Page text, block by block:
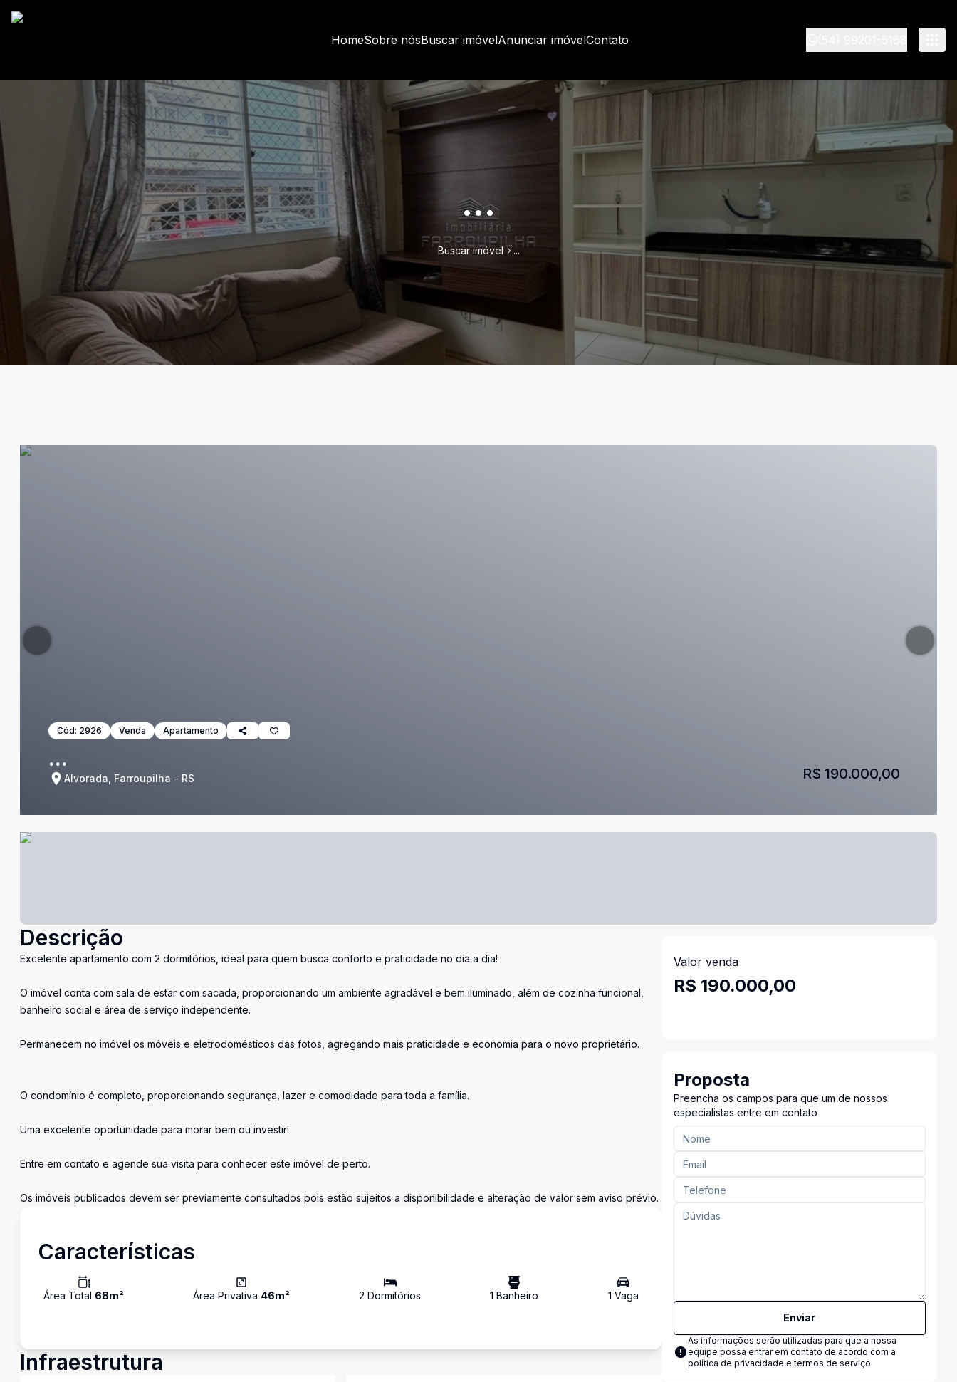
HomeSobre nósBuscar imóvelAnunciar imóvelContato
...
Buscar imóvel ...
Cód: 2926 Venda Apartamento
...
Alvorada, Farroupilha - RS R$ 190.000,00
Descrição
Excelente apartamento com 2 dormitórios, ideal para quem busca conforto e praticidade no dia a dia!
O imóvel conta com sala de estar com sacada, proporcionando um ambiente agradável e bem iluminado, além de cozinha funcional,
banheiro social e área de serviço independente.
Permanecem no imóvel os móveis e eletrodomésticos das fotos, agregando mais praticidade e economia para o novo proprietário.
O condomínio é completo, proporcionando segurança, lazer e comodidade para toda a família.
Uma excelente oportunidade para morar bem ou investir!
Entre em contato e agende sua visita para conhecer este imóvel de perto.
Os imóveis publicados devem ser previamente consultados pois estão sujeitos a disponibilidade e alteração de valor sem aviso prévio.
Características
Área Total 68m² Área Privativa 46m² 2 Dormitórios 1 Banheiro 1 Vaga
Infraestrutura
Valor venda
R$ 190.000,00
Proposta
Preencha os campos para que um de nossos
especialistas entre em contato
Enviar
As informações serão utilizadas para que a nossa
equipe possa entrar em contato de acordo com a
política de privacidade e termos de serviço